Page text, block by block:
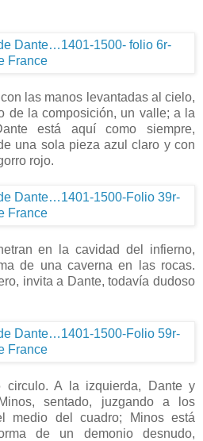
las manos levantadas al cielo,
de la composición, un valle; a la
está aquí como siempre,
una sola pieza azul claro y con
rojo.
en la cavidad del infierno,
de una caverna en las rocas.
invita a Dante, todavía dudoso
circulo. A la izquierda, Dante y
sentado, juzgando a los
medio del cuadro; Minos está
de un demonio desnudo,